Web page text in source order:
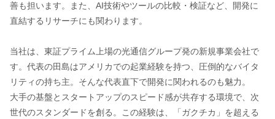
善も担います。また、AI技術やツールの比較・検証など、開発に
直結するリサーチにも関わります。
当社は、東証プライム上場の光通信グループ発の新規事業会社で
す。代表の田島はアメリカでの起業経験を持つ、圧倒的なバイタ
リティの持ち主。そんな代表直下で開発に関われるのも魅力。
大手の基盤とスタートアップのスピード感が共存する環境で、次
世代のスタンダードを創る。この経験は、「ガクチカ」を超える